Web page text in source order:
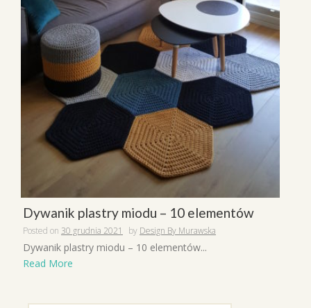
Dywanik plastry miodu – 10 elementów
Posted on 30 grudnia 2021 by Design By Murawska
Dywanik plastry miodu – 10 elementów...
Read More